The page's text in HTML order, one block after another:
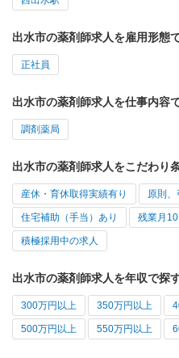
出水市の薬剤師求人を雇用形態
正社員
出水市の薬剤師求人を仕事内容
調剤薬局
出水市の薬剤師求人をこだわり
産休・育休取得実績有り 原則、
住宅補助（手当）あり 残業月
積極採用中の求人
出水市の薬剤師求人を年収で探
300万円以上 350万円以上
500万円以上 550万円以上